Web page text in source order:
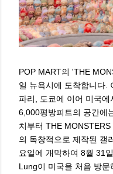
POP MART의 'THE
일 뉴욕시에 도착합니다.
파리, 도쿄에 이어 미국에
6,000평방피트의 공간에
치부터 THE
의 독창적으로 제작된 갤
요일에 개막하여 8월 31
Lung이 미국을 처음 방